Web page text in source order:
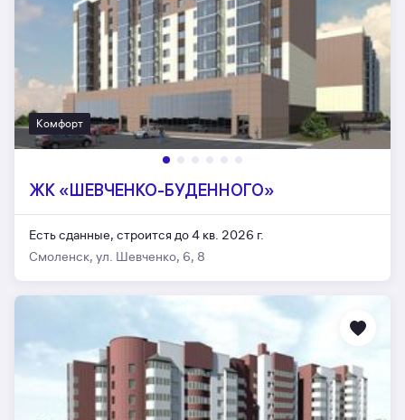
Комфорт
ЖК «ШЕВЧЕНКО-БУДЕННОГО»
Есть сданные, строится до 4 кв. 2026 г.
Смоленск, ул. Шевченко, 6, 8